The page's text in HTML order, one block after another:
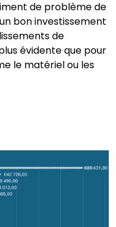
de problème de
bon investissement
de
évidente que pour
le matériel ou les